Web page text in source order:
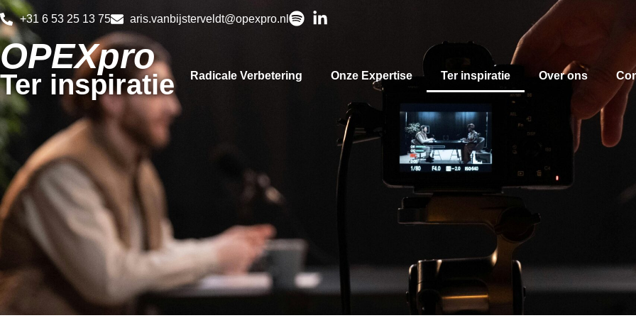
+31 6 53 25 13 75 aris.vanbijsterveldt@opexpro.nl
OPEXpro Radicale Verbetering Onze Expertise Ter inspiratie Over ons
Ter inspiratie